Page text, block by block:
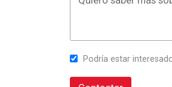
Podría estar